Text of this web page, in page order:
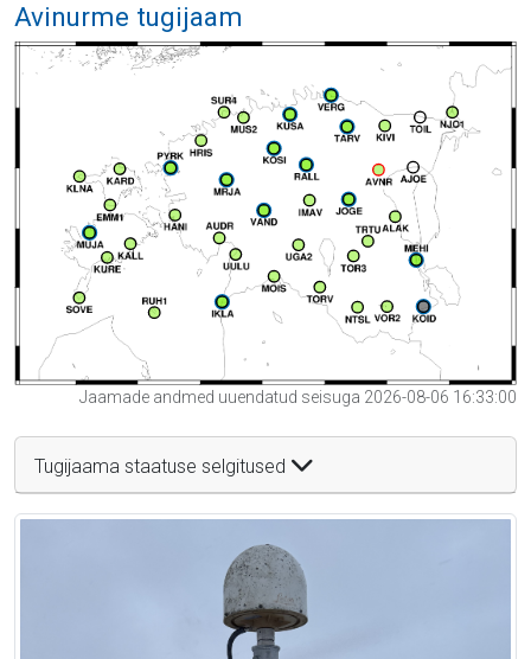
Avinurme tugijaam
Jaamade andmed uuendatud seisuga 2026-08-06 16:33:00
Tugijaama staatuse selgitused